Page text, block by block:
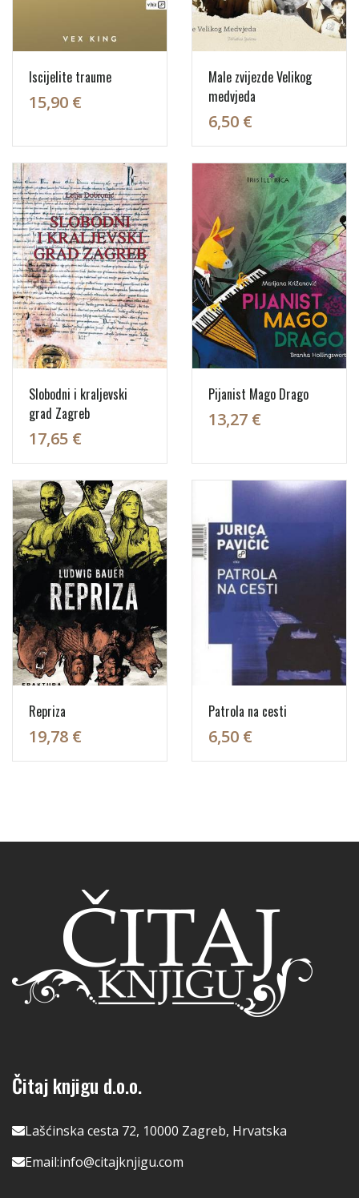
Iscijelite traume
15,90 €
Male zvijezde Velikog
medvjeda
6,50 €
Slobodni i kraljevski
grad Zagreb
17,65 €
Pijanist Mago Drago
13,27 €
Repriza
19,78 €
Patrola na cesti
6,50 €
Čitaj knjigu d.o.o.
Lašćinska cesta 72, 10000 Zagreb, Hrvatska
Email:info@citajknjigu.com